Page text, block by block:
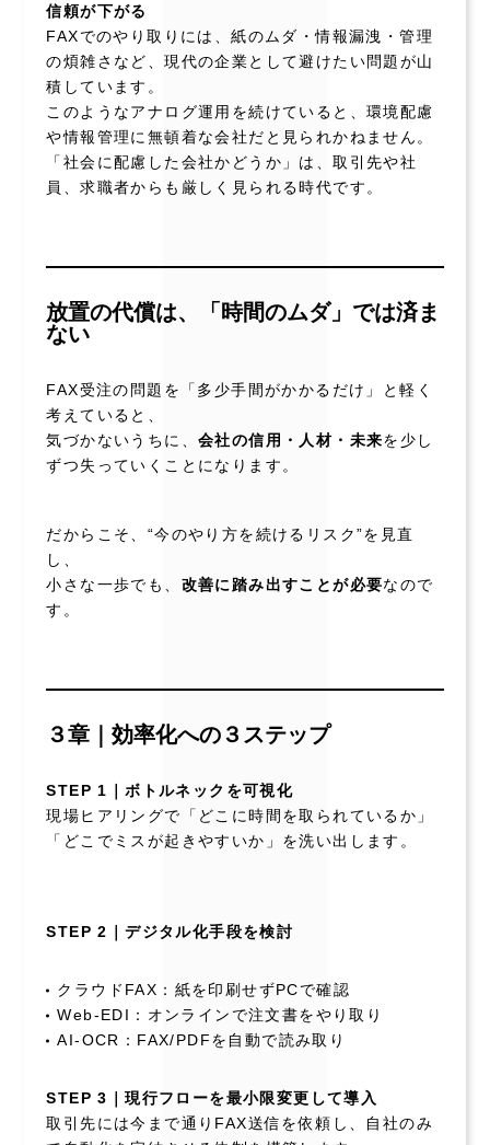
信頼が下がる
FAXでのやり取りには、紙のムダ・情報漏洩・管理
の煩雑さなど、現代の企業として避けたい問題が山
積しています。
このようなアナログ運用を続けていると、環境配慮
や情報管理に無頓着な会社だと見られかねません。
「社会に配慮した会社かどうか」は、取引先や社
員、求職者からも厳しく見られる時代です。
放置の代償は、「時間のムダ」では済ま
ない
FAX受注の問題を「多少手間がかかるだけ」と軽く
考えていると、
気づかないうちに、会社の信用・人材・未来を少し
ずつ失っていくことになります。
だからこそ、“今のやり方を続けるリスク”を見直
し、
小さな一歩でも、 改善に踏み出すことが必要なので
す。
３章｜効率化への３ステップ
STEP 1｜ボトルネックを可視化
現場ヒアリングで「どこに時間を取られているか」
「どこでミスが起きやすいか」を洗い出します。
STEP 2｜デジタル化手段を検討
クラウドFAX：紙を印刷せずPCで確認
Web-EDI：オンラインで注文書をやり取り
AI-OCR：FAX/PDFを自動で読み取り
STEP 3｜現行フローを最小限変更して導入
取引先には今まで通りFAX送信を依頼し、自社のみ